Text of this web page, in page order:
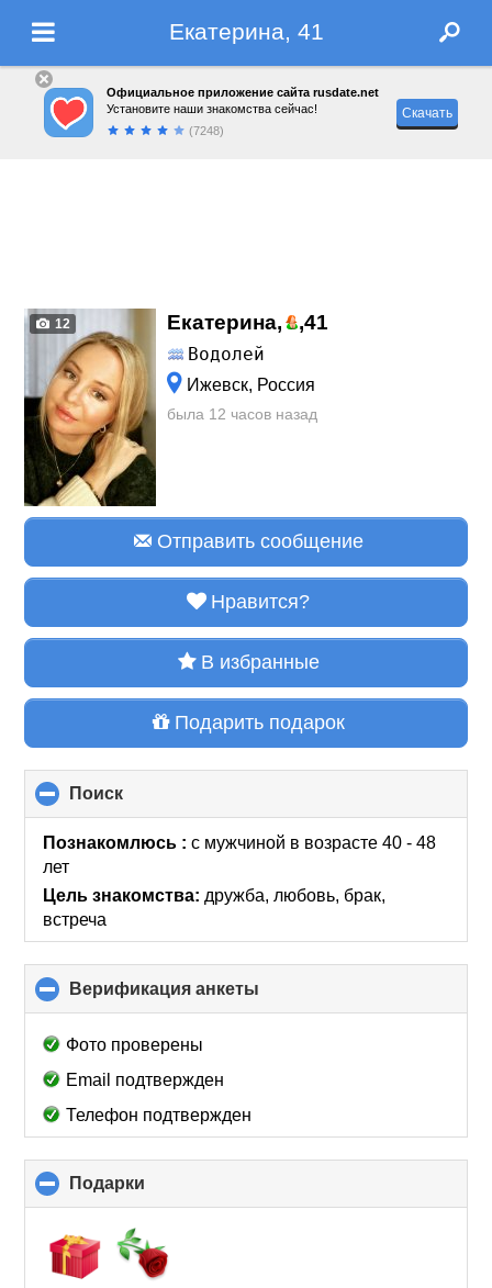
Екатерина, 41
Официальное приложение сайта rusdate.net
Установите наши знакомства сейчас!
(7248)
Скачать
12 Екатерина, ,41
Водолей
Ижевск, Россия
была 12 часов назад
Отправить сообщение
Нравится?
В избранные
Подарить подарок
Поиск
to
collapse
Познакомлюсь :с мужчиной в возрасте 40 - 48
лет
Цель знакомства: дружба, любовь, брак,
встреча
Верификация анкеты
to
Фото проверены
Email подтвержден
Телефон подтвержден
Подарки
to
contents